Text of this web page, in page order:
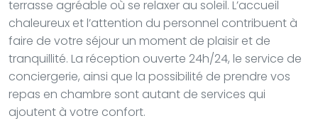
terrasse agréable où se relaxer au soleil. L’accueil
chaleureux et l’attention du personnel contribuent à
faire de votre séjour un moment de plaisir et de
tranquillité. La réception ouverte 24h/24, le service de
conciergerie, ainsi que la possibilité de prendre vos
repas en chambre sont autant de services qui
ajoutent à votre confort.